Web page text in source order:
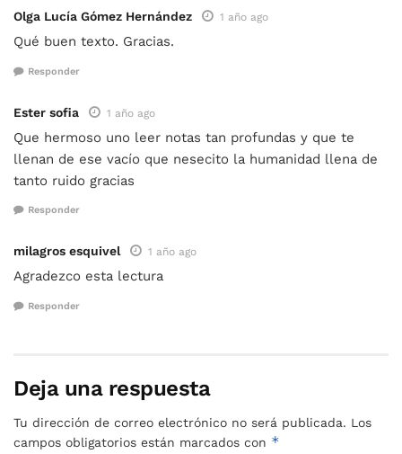
Olga Lucía Gómez Hernández 1 año ago
Qué buen texto. Gracias.
Responder
Ester sofia 1 año ago
Que hermoso uno leer notas tan profundas y que te
llenan de ese vacío que nesecito la humanidad llena de
tanto ruido gracias
Responder
milagros esquivel 1 año ago
Agradezco esta lectura
Responder
Deja una respuesta
Tu dirección de correo electrónico no será publicada. Los
campos obligatorios están marcados con *